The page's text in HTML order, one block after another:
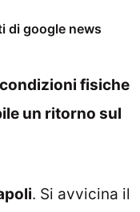
di google news
fisiche
un ritorno sul
. Si avvicina il